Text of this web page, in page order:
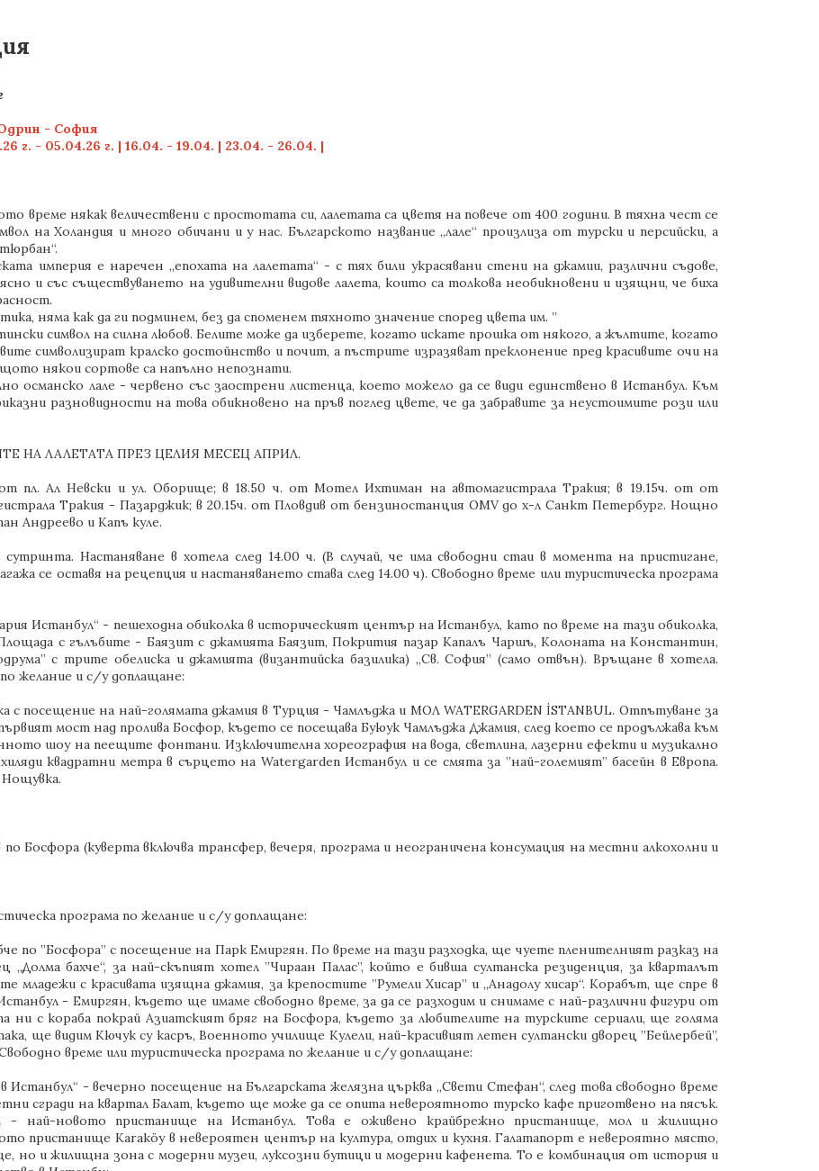
- София
- 05.04.26 г. | 16.04. - 19.04. | 23.04. - 26.04. |
време някак величествени с простотата си, лалетата са цветя на повече от 400 години. В тяхна чест се
на Холандия и много обичани и у нас. Българското название „лале“ произлиза от турски и персийски, а
империя е наречен „епохата на лалетата“ - с тях били украсявани стени на джамии, различни съдове,
и със съществуването на удивителни видове лалета, които са толкова необикновени и изящни, че биха
няма как да ги подминем, без да споменем тяхното значение според цвета им. ”
символ на силна любов. Белите може да изберете, когато искате прошка от някого, а жълтите, когато
символизират кралско достойнство и почит, а пъстрите изразяват преклонение пред красивите очи на
някои сортове са напълно непознати.
османско лале - червено със заострени листенца, което можело да се види единствено в Истанбул. Към
разновидности на това обикновено на пръв поглед цвете, че да забравите за неустоимите рози или
НА ЛАЛЕТАТА ПРЕЗ ЦЕЛИЯ МЕСЕЦ АПРИЛ.
пл. Ал Невски и ул. Оборище; в 18.50 ч. от Мотел Ихтиман на автомагистрала Тракия; в 19.15ч. от от
Тракия - Пазарджик; в 20.15ч. от Пловдив от бензиностанция OMV до х-л Санкт Петербург. Нощно
Андреево и Капъ куле.
Настаняване в хотела след 14.00 ч. (В случай, че има свободни стаи в момента на пристигане,
се оставя на рецепция и настаняването става след 14.00 ч). Свободно време или туристическа програма
Истанбул“ - пешеходна обиколка в историческият център на Истанбул, като по време на тази обиколка,
с гълъбите - Баязит с джамията Баязит, Покрития пазар Капалъ Чаршъ, Колоната на Константин,
с трите обелиска и джамията (византийска базилика) „Св. София” (само отвън). Връщане в хотела.
желание и с/у доплащане:
с посещение на най-голямата джамия в Турция - Чамлъджа и МОЛ WATERGARDEN İSTANBUL. Отпътуване за
мост над пролива Босфор, където се посещава Буюук Чамлъджа Джамия, след което се продължава към
шоу на пеещите фонтани. Изключителна хореография на вода, светлина, лазерни ефекти и музикално
квадратни метра в сърцето на Watergarden Истанбул и се смята за ”най-големият” басейн в Европа.
Босфора (куверта включва трансфер, вечеря, програма и неограничена консумация на местни алкохолни и
програма по желание и с/у доплащане:
по ”Босфора” с посещение на Парк Емиргян. По време на тази разходка, ще чуете пленителният разказ на
„Долма бахче“, за най-скъпият хотел ”Чираан Палас”, който е бивша султанска резиденция, за кварталът
младежи с красивата изящна джамия, за крепостите ”Румели Хисар” и „Анадолу хисар“. Корабът, ще спре в
- Емиргян, където ще имаме свободно време, за да се разходим и снимаме с най-различни фигури от
ни с кораба покрай Азиатският бряг на Босфора, където за любителите на турските сериали, ще голяма
ще видим Кючук су касръ, Военното училище Кулели, най-красивият летен султански дворец ”Бейлербей”,
време или туристическа програма по желание и с/у доплащане:
- вечерно посещение на Българската желязна църква „Свети Стефан“, след това свободно време
сгради на квартал Балат, където ще може да се опита невероятното турско кафе приготвено на пясък.
- най-новото пристанище на Истанбул. Това е оживено крайбрежно пристанище, мол и жилищно
пристанище Karaköy в невероятен център на култура, отдих и кухня. Галатапорт е невероятно място,
но и жилищна зона с модерни музеи, луксозни бутици и модерни кафенета. То е комбинация от история и